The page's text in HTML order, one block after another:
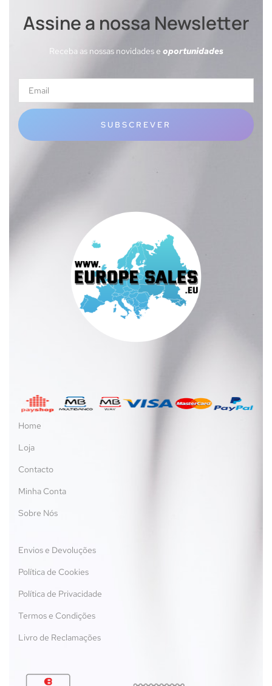
Assine a nossa Newsletter
Receba as nossas novidades e oportunidades
SUBSCREVER
Home
Loja
Contacto
Minha Conta
Sobre Nós
Envios e Devoluções
Política de Cookies
Política de Privacidade
Termos e Condições
Livro de Reclamações